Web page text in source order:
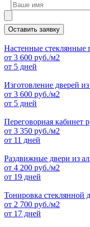
Оставить заявку
Настенные стеклянные
от 3 600 руб./м2
от 5 дней
Изготовление дверей
от 3 600 руб./м2
от 5 дней
Переговорная кабинет
от 3 350 руб./м2
от 11 дней
Раздвижные двери из
от 4 200 руб./м2
от 19 дней
Тонировка стеклянной
от 2 700 руб./м2
от 17 дней